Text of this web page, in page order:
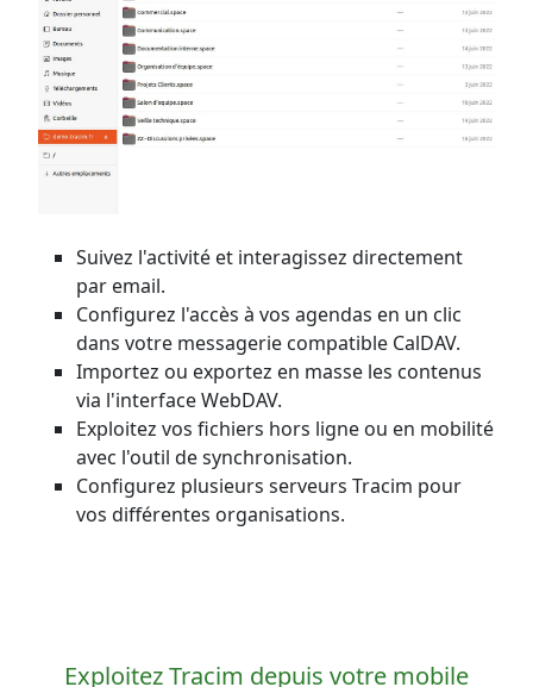
Suivez l'activité et interagissez directement
par email.
Configurez l'accès à vos agendas en un clic
dans votre messagerie compatible CalDAV.
Importez ou exportez en masse les contenus
via l'interface WebDAV.
Exploitez vos fichiers hors ligne ou en mobilité
avec l'outil de synchronisation.
Configurez plusieurs serveurs Tracim pour
vos différentes organisations.
Exploitez Tracim depuis votre mobile